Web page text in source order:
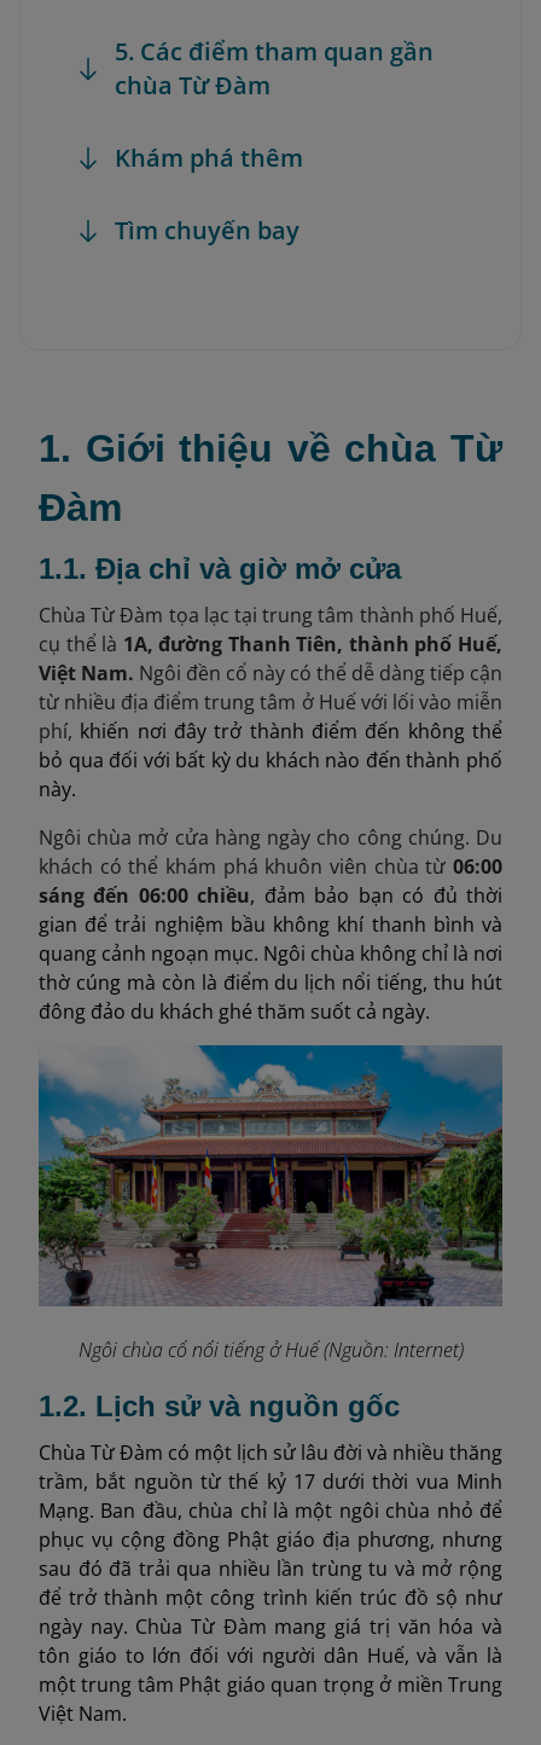
5. Các điểm tham quan gần
chùa Từ Đàm
Khám phá thêm
Tìm chuyến bay
1. Giới thiệu về chùa Từ
Đàm
1.1. Địa chỉ và giờ mở cửa
Chùa Từ Đàm tọa lạc tại trung tâm thành phố Huế,
cụ thể là 1A, đường Thanh Tiên, thành phố Huế,
Việt Nam. Ngôi đền cổ này có thể dễ dàng tiếp cận
từ nhiều địa điểm trung tâm ở Huế với lối vào miễn
phí, khiến nơi đây trở thành điểm đến không thể
bỏ qua đối với bất kỳ du khách nào đến thành phố
này.
Ngôi chùa mở cửa hàng ngày cho công chúng. Du
khách có thể khám phá khuôn viên chùa từ 06:00
sáng đến 06:00 chiều, đảm bảo bạn có đủ thời
gian để trải nghiệm bầu không khí thanh bình và
quang cảnh ngoạn mục. Ngôi chùa không chỉ là nơi
thờ cúng mà còn là điểm du lịch nổi tiếng, thu hút
đông đảo du khách ghé thăm suốt cả ngày.
Ngôi chùa cổ nổi tiếng ở Huế (Nguồn: Internet)
1.2. Lịch sử và nguồn gốc
Chùa Từ Đàm có một lịch sử lâu đời và nhiều thăng
trầm, bắt nguồn từ thế kỷ 17 dưới thời vua Minh
Mạng. Ban đầu, chùa chỉ là một ngôi chùa nhỏ để
phục vụ cộng đồng Phật giáo địa phương, nhưng
sau đó đã trải qua nhiều lần trùng tu và mở rộng
để trở thành một công trình kiến trúc đồ sộ như
ngày nay. Chùa Từ Đàm mang giá trị văn hóa và
tôn giáo to lớn đối với người dân Huế, và vẫn là
một trung tâm Phật giáo quan trọng ở miền Trung
Việt Nam.